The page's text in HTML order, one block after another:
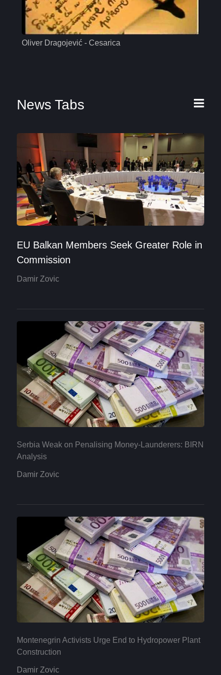
Oliver Dragojević - Cesarica
News Tabs
EU Balkan Members Seek Greater Role in
Commission
Damir Zovic
Serbia Weak on Penalising Money-Launderers: BIRN
Analysis
Damir Zovic
Montenegrin Activists Urge End to Hydropower Plant
Construction
Damir Zovic